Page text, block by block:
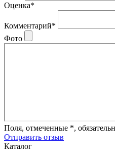
Оценка*
Комментарий*
Фото
Поля, отмеченные *,
Отправить отзыв
Каталог